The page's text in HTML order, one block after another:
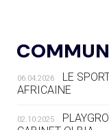
LE
AUX
05.08 —
DES
06.04.2026
LE
AFRICAINE
02.10.2025